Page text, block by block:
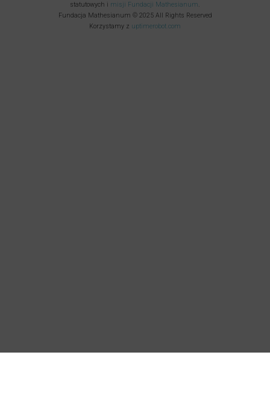
statutowych i misji Fundacji Mathesianum.
Fundacja Mathesianum © 2025 All Rights Reserved
Korzystamy z uptimerobot.com